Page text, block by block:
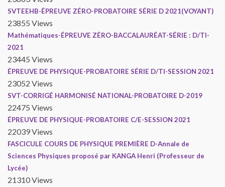
SVTEEHB-ÉPREUVE ZÉRO-PROBATOIRE SÉRIE D 2021(VOYANT)
23855 Views
Mathématiques-ÉPREUVE ZÉRO-BACCALAURÉAT-SÉRIE : D/TI-
2021
23445 Views
ÉPREUVE DE PHYSIQUE-PROBATOIRE SÉRIE D/TI-SESSION 2021
23052 Views
SVT-CORRIGÉ HARMONISÉ NATIONAL-PROBATOIRE D-2019
22475 Views
ÉPREUVE DE PHYSIQUE-PROBATOIRE C/E-SESSION 2021
22039 Views
FASCICULE COURS DE PHYSIQUE PREMIÈRE D-Annale de
Sciences Physiques proposé par KANGA Henri (Professeur de
Lycée)
21310 Views